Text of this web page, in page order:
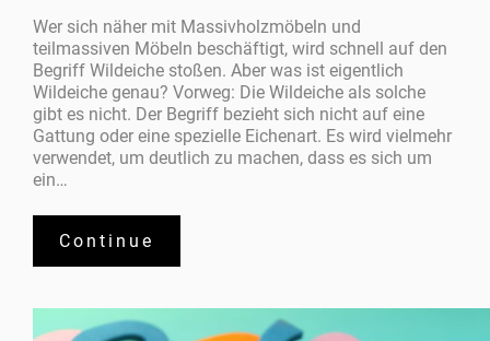
Wer sich näher mit Massivholzmöbeln und
teilmassiven Möbeln beschäftigt, wird schnell auf den
Begriff Wildeiche stoßen. Aber was ist eigentlich
Wildeiche genau? Vorweg: Die Wildeiche als solche
gibt es nicht. Der Begriff bezieht sich nicht auf eine
Gattung oder eine spezielle Eichenart. Es wird vielmehr
verwendet, um deutlich zu machen, dass es sich um
ein…
Continue